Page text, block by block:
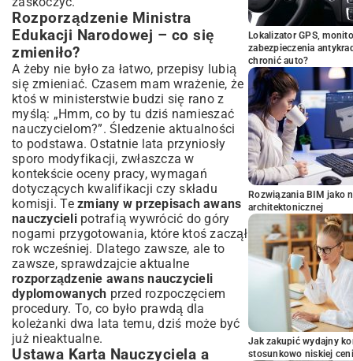
Rozporządzenie Ministra
Edukacji Narodowej – co się
zmieniło?
A żeby nie było za łatwo, przepisy lubią
się zmieniać. Czasem mam wrażenie, że
ktoś w ministerstwie budzi się rano z
myślą: „Hmm, co by tu dziś namieszać
nauczycielom?”. Śledzenie aktualności
to podstawa. Ostatnie lata przyniosły
sporo modyfikacji, zwłaszcza w
kontekście oceny pracy, wymagań
dotyczących kwalifikacji czy składu
komisji. Te zmiany w przepisach awans
nauczycielipotrafią wywrócić do góry
nogami przygotowania, które ktoś zaczął
rok wcześniej. Dlatego zawsze, ale to
zawsze, sprawdzajcie aktualne
rozporządzenie awans nauczycieli
dyplomowanych przed rozpoczęciem
procedury. To, co było prawdą dla
koleżanki dwa lata temu, dziś może być
już nieaktualne.
Ustawa Karta Nauczyciela a
Lokalizator GPS,
zabezpieczenia
chronić auto?
Rozwiązania BIM jako
architektonicznej
Jak zakupić wydajny
stosunkowo niskiej